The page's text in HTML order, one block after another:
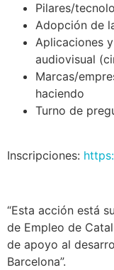
Pilares/
Adopción de
Aplicaciones
audiovisual
Marcas/
haciendo
Turno de
Inscripciones:
“Esta acción está
de Empleo de
de apoyo al
Barcelona”.